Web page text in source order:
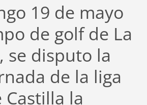
19 de mayo
de golf de La
se disputo la
de la liga
la